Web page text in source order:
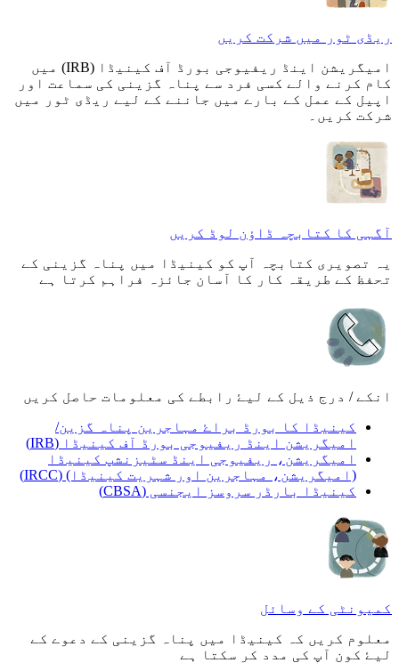
ریڈی ٹور میں شرکت کریں
امیگریشن اینڈ ریفیوجی بورڈ آف کینیڈا (IRB) میں
کام کرنے والے کسی فرد سے پناہ گزینی کی سماعت اور
اپیل کے عمل کے بارے میں جاننے کے لیے ریڈی ٹور میں
شرکت کریں۔
آگہی کا کتابچہ ڈاؤن لوڈ کریں
یہ تصویری کتابچہ آپ کو کینیڈا میں پناہ گزینی کے
تحفظ کے طریقہ کار کا آسان جائزہ فراہم کرتا ہے
انکے / درج ذیل کے لیۓ رابطے کی معلومات حاصل کریں
کینیڈا کا بورڈ براۓ مہاجرین پناہ گزین/
امیگریشن اینڈ ریفیوجی بورڈ آف کینیڈا (IRB)
امیگریشن، ریفیوجی اینڈ سٹیزنشپ کینیڈا
(امیگریشن، مہاجرین اور شہریت کینیڈا) (IRCC)
کینیڈا بارڈر سروسز ایجنسی (CBSA)
کمیونٹی کے وسائل
معلوم کریں کہ کینیڈا میں پناہ گزینی کے دعوے کے
لیۓ کون آپ کی مدد کر سکتا ہے